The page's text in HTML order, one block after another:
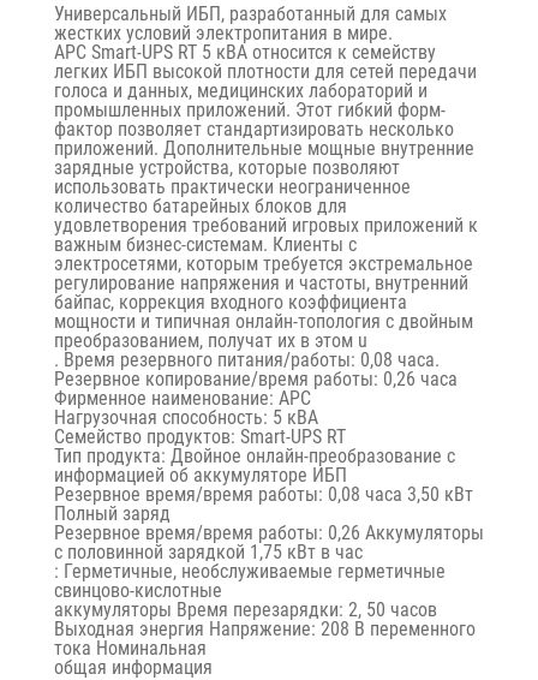
Универсальный ИБП, разработанный для самых
жестких условий электропитания в мире.
APC Smart-UPS RT 5 кВА относится к семейству
легких ИБП высокой плотности для сетей передачи
голоса и данных, медицинских лабораторий и
промышленных приложений. Этот гибкий форм-
фактор позволяет стандартизировать несколько
приложений. Дополнительные мощные внутренние
зарядные устройства, которые позволяют
использовать практически неограниченное
количество батарейных блоков для
удовлетворения требований игровых приложений к
важным бизнес-системам. Клиенты с
электросетями, которым требуется экстремальное
регулирование напряжения и частоты, внутренний
байпас, коррекция входного коэффициента
мощности и типичная онлайн-топология с двойным
преобразованием, получат их в этом u
. Время резервного питания/работы: 0,08 часа.
Резервное копирование/время работы: 0,26 часа
Фирменное наименование: APC
Нагрузочная способность: 5 кВА
Семейство продуктов: Smart-UPS RT
Тип продукта: Двойное онлайн-преобразование с
информацией об аккумуляторе ИБП
Резервное время/время работы: 0,08 часа 3,50 кВт
Полный заряд
Резервное время/время работы: 0,26 Аккумуляторы
с половинной зарядкой 1,75 кВт в час
: Герметичные, необслуживаемые герметичные
свинцово-кислотные
аккумуляторы Время перезарядки: 2, 50 часов
Выходная энергия Напряжение: 208 В переменного
тока Номинальная
общая информация